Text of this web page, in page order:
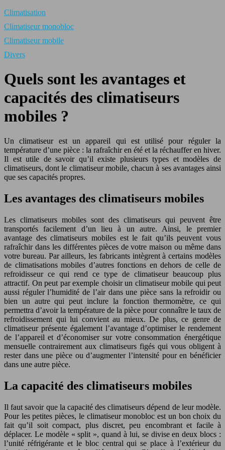
Climatisation
Climatiseur monobloc
Climatiseur mobile
Divers
Quels sont les avantages et
capacités des climatiseurs
mobiles ?
Un climatiseur est un appareil qui est utilisé pour réguler la
température d’une pièce : la rafraîchir en été et la réchauffer en hiver.
Il est utile de savoir qu’il existe plusieurs types et modèles de
climatiseurs, dont le climatiseur mobile, chacun à ses avantages ainsi
que ses capacités propres.
Les avantages des climatiseurs mobiles
Les climatiseurs mobiles sont des climatiseurs qui peuvent être
transportés facilement d’un lieu à un autre. Ainsi, le premier
avantage des climatiseurs mobiles est le fait qu’ils peuvent vous
rafraîchir dans les différentes pièces de votre maison ou même dans
votre bureau. Par ailleurs, les fabricants intègrent à certains modèles
de climatisations mobiles d’autres fonctions en dehors de celle de
refroidisseur ce qui rend ce type de climatiseur beaucoup plus
attractif. On peut par exemple choisir un climatiseur mobile qui peut
aussi réguler l’humidité de l’air dans une pièce sans la refroidir ou
bien un autre qui peut inclure la fonction thermomètre, ce qui
permettra d’avoir la température de la pièce pour connaître le taux de
refroidissement qui lui convient au mieux. De plus, ce genre de
climatiseur présente également l’avantage d’optimiser le rendement
de l’appareil et d’économiser sur votre consommation énergétique
mensuelle contrairement aux climatiseurs figés qui vous obligent à
rester dans une pièce ou d’augmenter l’intensité pour en bénéficier
dans une autre pièce.
La capacité des climatiseurs mobiles
Il faut savoir que la capacité des climatiseurs dépend de leur modèle.
Pour les petites pièces, le climatiseur monobloc est un bon choix du
fait qu’il soit compact, plus discret, peu encombrant et facile à
déplacer. Le modèle « split », quand à lui, se divise en deux blocs :
l’unité réfrigérante et le bloc central qui se place à l’extérieur du